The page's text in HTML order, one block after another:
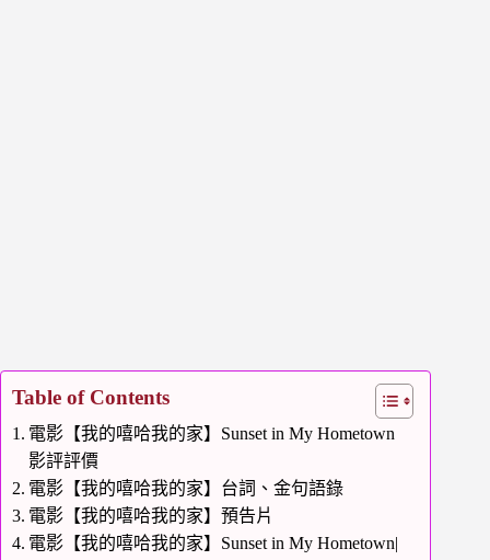
Table of Contents
電影【我的嘻哈我的家】Sunset in My Hometown
影評評價
電影【我的嘻哈我的家】台詞、金句語錄
電影【我的嘻哈我的家】預告片
電影【我的嘻哈我的家】Sunset in My Hometown|